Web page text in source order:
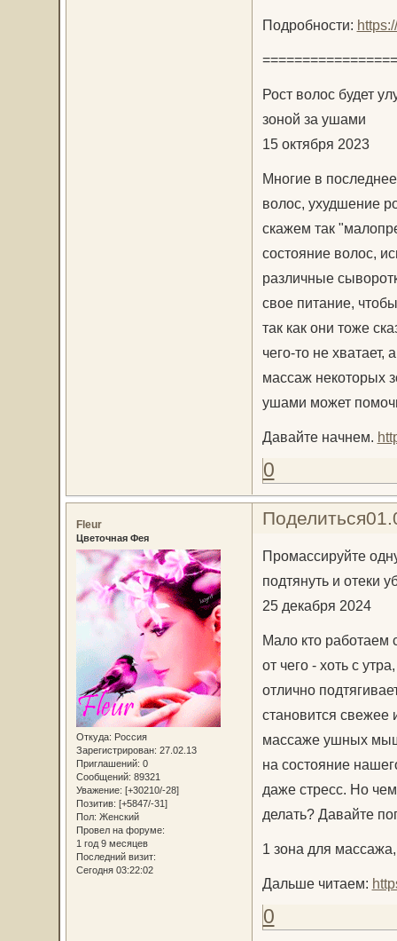
Подробности:
Рост волос будет
зоной за ушами
15 октября 2023
Многие в
волос, ухудшение
скажем так
состояние волос,
различные
свое питание,
так как они тоже
чего-то не
массаж некоторых
ушами может
Давайте начнем.
0
Поделиться
Fleur
Цветочная Фея
Откуда: Россия
Зарегистрирован: 27.02.13
Приглашений: 0
Сообщений: 89321
Уважение: [+30210/-28]
Позитив: [+5847/-31]
Пол: Женский
Провел на форуме:
1 год 9 месяцев
Последний визит:
Сегодня 03:22:02
Промассируйте
подтянуть и отеки
25 декабря 2024
Мало кто работаем
от чего - хоть с
отлично
становится свежее
массаже ушных
на состояние
даже стресс. Но
делать? Давайте
1 зона для
Дальше читаем:
0